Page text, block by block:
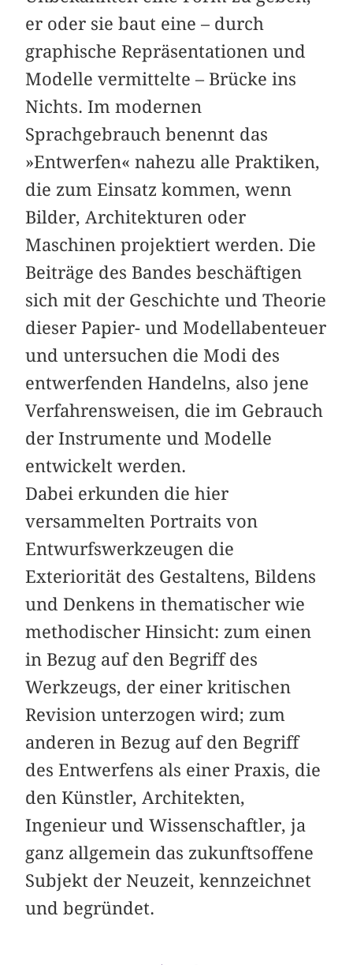
er oder sie baut eine – durch
graphische Repräsentationen und
Modelle vermittelte – Brücke ins
Nichts. Im modernen
Sprachgebrauch benennt das
»Entwerfen« nahezu alle Praktiken,
die zum Einsatz kommen, wenn
Bilder, Architekturen oder
Maschinen projektiert werden. Die
Beiträge des Bandes beschäftigen
sich mit der Geschichte und Theorie
dieser Papier- und Modellabenteuer
und untersuchen die Modi des
entwerfenden Handelns, also jene
Verfahrensweisen, die im Gebrauch
der Instrumente und Modelle
entwickelt werden.
Dabei erkunden die hier
versammelten Portraits von
Entwurfswerkzeugen die
Exteriorität des Gestaltens, Bildens
und Denkens in thematischer wie
methodischer Hinsicht: zum einen
in Bezug auf den Begriff des
Werkzeugs, der einer kritischen
Revision unterzogen wird; zum
anderen in Bezug auf den Begriff
des Entwerfens als einer Praxis, die
den Künstler, Architekten,
Ingenieur und Wissenschaftler, ja
ganz allgemein das zukunftsoffene
Subjekt der Neuzeit, kennzeichnet
und begründet.